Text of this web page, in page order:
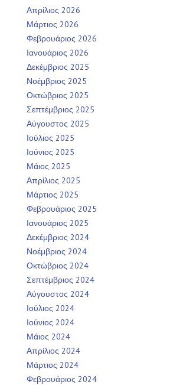
Απρίλιος 2026
Μάρτιος 2026
Φεβρουάριος 2026
Ιανουάριος 2026
Δεκέμβριος 2025
Νοέμβριος 2025
Οκτώβριος 2025
Σεπτέμβριος 2025
Αύγουστος 2025
Ιούλιος 2025
Ιούνιος 2025
Μάιος 2025
Απρίλιος 2025
Μάρτιος 2025
Φεβρουάριος 2025
Ιανουάριος 2025
Δεκέμβριος 2024
Νοέμβριος 2024
Οκτώβριος 2024
Σεπτέμβριος 2024
Αύγουστος 2024
Ιούλιος 2024
Ιούνιος 2024
Μάιος 2024
Απρίλιος 2024
Μάρτιος 2024
Φεβρουάριος 2024